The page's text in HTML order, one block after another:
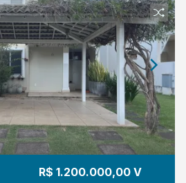
R$ 1.200.000,00 V